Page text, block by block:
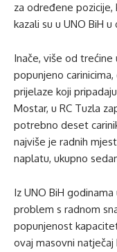
za određene pozicije,
kazali su u UNO BiH
Inače, više od
popunjeno
prijelaze koji
Mostar, u RC Tuzla
potrebno deset
najviše je radnih
naplatu, ukupno
Iz UNO BiH
problem s radnom
popunjenost
ovaj masovni natječaj